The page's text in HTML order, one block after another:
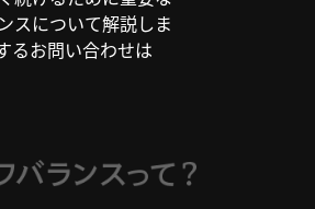
スについて解説しま
るお問い合わせは